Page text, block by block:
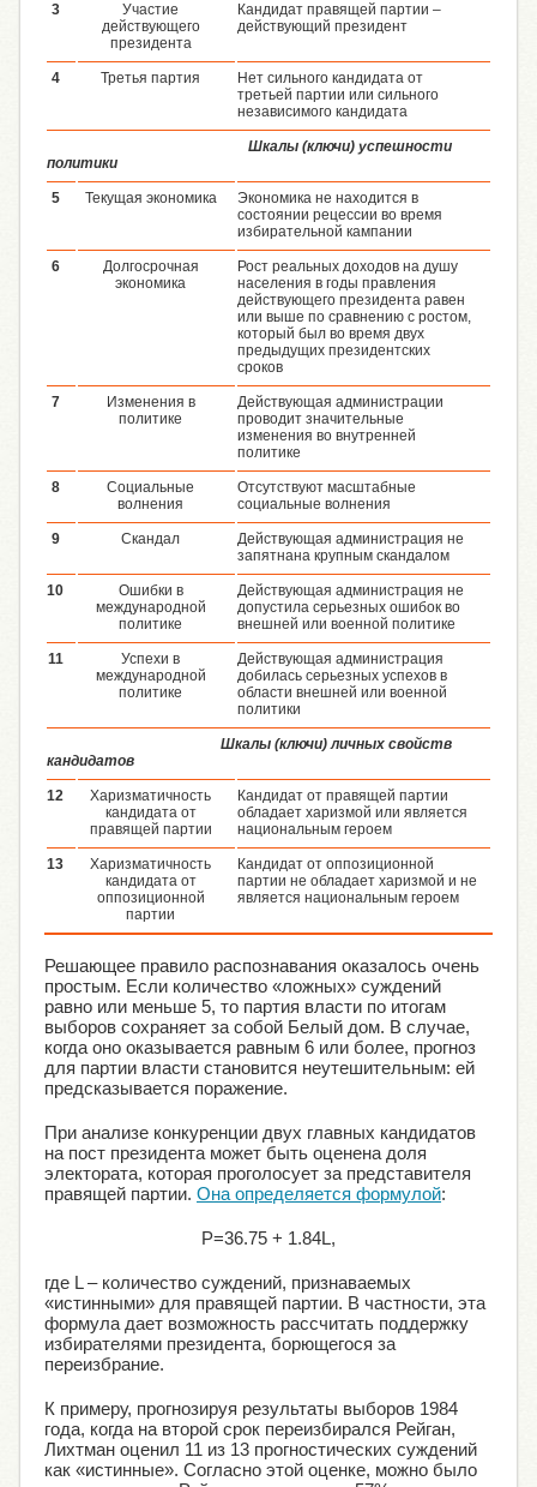
3
Участие
действующего
президента
Кандидат правящей партии –
действующий президент
4 Третья партия
Нет сильного кандидата от
третьей партии или сильного
независимого кандидата
Шкалы (ключи) успешности
политики
5 Текущая экономика
Экономика не находится в
состоянии рецессии во время
избирательной кампании
6
Долгосрочная
экономика
Рост реальных доходов на душу
населения в годы правления
действующего президента равен
или выше по сравнению с ростом,
который был во время двух
предыдущих президентских
сроков
7
Изменения в
политике
Действующая администрации
проводит значительные
изменения во внутренней
политике
8
Социальные
волнения
Отсутствуют масштабные
социальные волнения
9 Скандал
Действующая администрация не
запятнана крупным скандалом
10
Ошибки в
международной
политике
Действующая администрация не
допустила серьезных ошибок во
внешней или военной политике
11
Успехи в
международной
политике
Действующая администрация
добилась серьезных успехов в
области внешней или военной
политики
Шкалы (ключи) личных свойств
кандидатов
12
Харизматичность
кандидата от
правящей партии
Кандидат от правящей партии
обладает харизмой или является
национальным героем
13
Харизматичность
кандидата от
оппозиционной
партии
Кандидат от оппозиционной
партии не обладает харизмой и не
является национальным героем
Решающее правило распознавания оказалось очень
простым. Если количество «ложных» суждений
равно или меньше 5, то партия власти по итогам
выборов сохраняет за собой Белый дом. В случае,
когда оно оказывается равным 6 или более, прогноз
для партии власти становится неутешительным: ей
предсказывается поражение.
При анализе конкуренции двух главных кандидатов
на пост президента может быть оценена доля
электората, которая проголосует за представителя
правящей партии. Она определяется формулой:
P=36.75 + 1.84L,
где L – количество суждений, признаваемых
«истинными» для правящей партии. В частности, эта
формула дает возможность рассчитать поддержку
избирателями президента, борющегося за
переизбрание.
К примеру, прогнозируя результаты выборов 1984
года, когда на второй срок переизбирался Рейган,
Лихтман оценил 11 из 13 прогностических суждений
как «истинные». Согласно этой оценке, можно было